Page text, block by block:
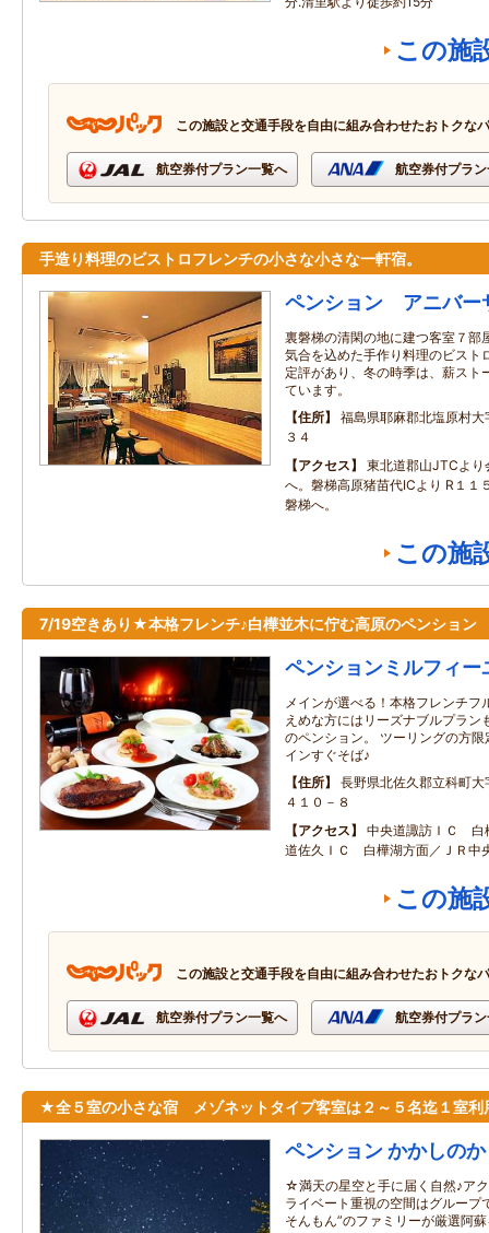
この施
この施設と交通手段を自由に組み合わせたおトクな
航空券付プラン一覧へ 航空券付プラ
手造り料理のビストロフレンチの小さな小さな一軒宿。
ペンション アニバー
裏磐梯の清閑の地に建つ客室７部
気合を込めた手作り料理のビスト
定評があり、冬の時季は、薪スト
ています。
住所
福島県耶麻郡北塩原村
３４
アクセス
東北道郡山JTCより
へ。磐梯高原猪苗代ICより R１１
磐梯へ。
この施
7/19空きあり★本格フレンチ♪白樺並木に佇む高原のペンション
ペンションミルフィー
メインが選べる！本格フレンチフ
えめな方にはリーズナブルプラン
のペンション。 ツーリングの方
インすぐそば♪
住所
長野県北佐久郡立科町
４１０－８
アクセス
中央道諏訪ＩＣ 白
道佐久ＩＣ 白樺湖方面／ＪＲ中
この施
この施設と交通手段を自由に組み合わせたおトクな
航空券付プラン一覧へ 航空券付プラ
★全５室の小さな宿 メゾネットタイプ客室は２～５名迄１室利
ペンション かかしの
☆満天の星空と手に届く自然♪ア
ライベート重視の空間はグルー
そんもん”のファミリーが厳選阿